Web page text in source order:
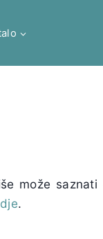
može saznati
.